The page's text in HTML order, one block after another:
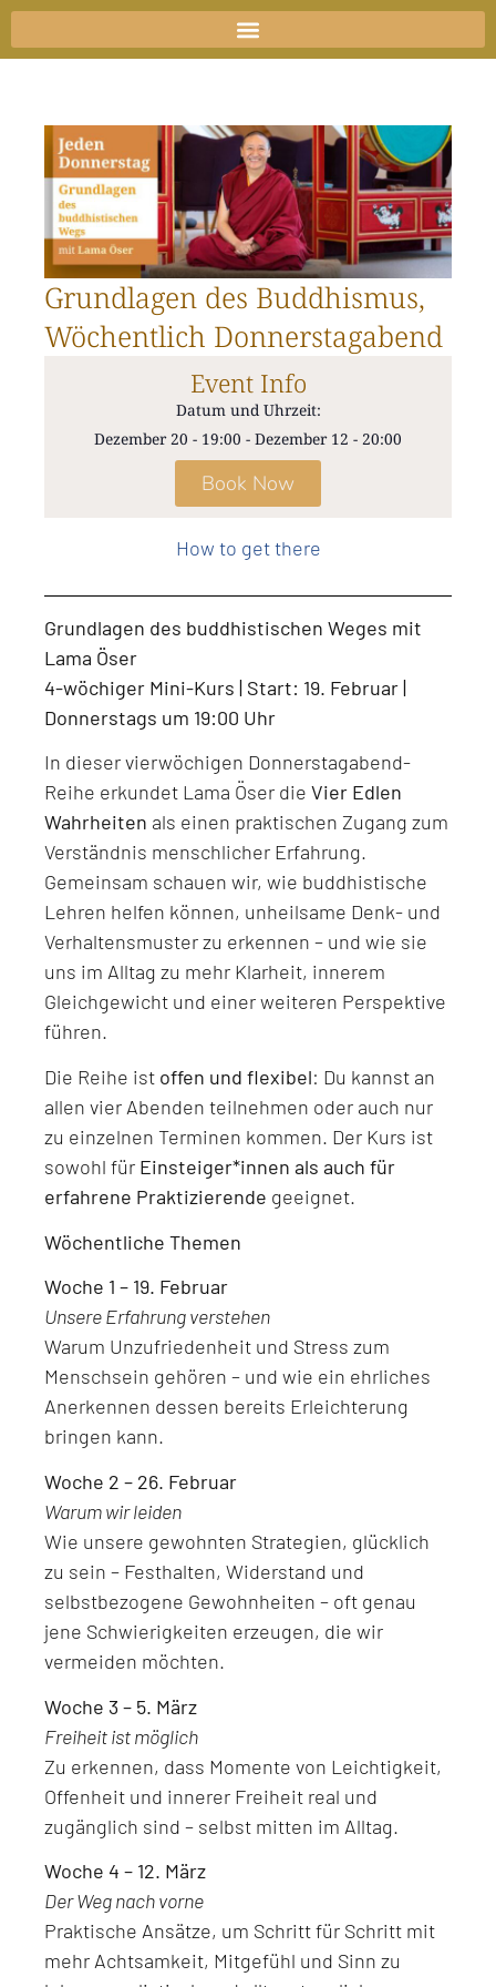
Zum
Inhalt
Grundlagen des Buddhismus,
Wöchentlich Donnerstagabend
Event Info
Datum und Uhrzeit:
Dezember 20 - 19:00 - Dezember 12 - 20:00
Book Now
How to get there
Grundlagen des buddhistischen Weges mit
Lama Öser
4-wöchiger Mini-Kurs | Start: 19. Februar |
Donnerstags um 19:00 Uhr
In dieser vierwöchigen Donnerstagabend-
Reihe erkundet Lama Öser die Vier Edlen
Wahrheiten als einen praktischen Zugang zum
Verständnis menschlicher Erfahrung.
Gemeinsam schauen wir, wie buddhistische
Lehren helfen können, unheilsame Denk- und
Verhaltensmuster zu erkennen – und wie sie
uns im Alltag zu mehr Klarheit, innerem
Gleichgewicht und einer weiteren Perspektive
führen.
Die Reihe ist offen und flexibel: Du kannst an
allen vier Abenden teilnehmen oder auch nur
zu einzelnen Terminen kommen. Der Kurs ist
sowohl für Einsteiger*innen als auch für
erfahrene Praktizierende geeignet.
Wöchentliche Themen
Woche 1 – 19. Februar
Unsere Erfahrung verstehen
Warum Unzufriedenheit und Stress zum
Menschsein gehören – und wie ein ehrliches
Anerkennen dessen bereits Erleichterung
bringen kann.
Woche 2 – 26. Februar
Warum wir leiden
Wie unsere gewohnten Strategien, glücklich
zu sein – Festhalten, Widerstand und
selbstbezogene Gewohnheiten – oft genau
jene Schwierigkeiten erzeugen, die wir
vermeiden möchten.
Woche 3 – 5. März
Freiheit ist möglich
Zu erkennen, dass Momente von Leichtigkeit,
Offenheit und innerer Freiheit real und
zugänglich sind – selbst mitten im Alltag.
Woche 4 – 12. März
Der Weg nach vorne
Praktische Ansätze, um Schritt für Schritt mit
mehr Achtsamkeit, Mitgefühl und Sinn zu